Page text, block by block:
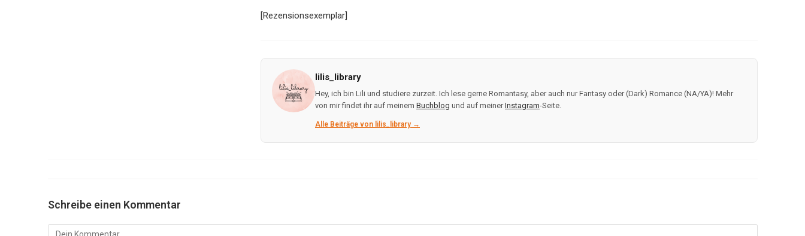
[Rezensionsexemplar]
lilis_library
Hey, ich bin Lili und studiere zurzeit. Ich lese gerne Romantasy, aber auch nur Fantasy oder (Dark) Romance (NA/YA)! Mehr
von mir findet ihr auf meinem Buchblog und auf meinerInstagram-Seite.
Alle Beiträge von lilis_library →
Schreibe einen Kommentar
Kommentar